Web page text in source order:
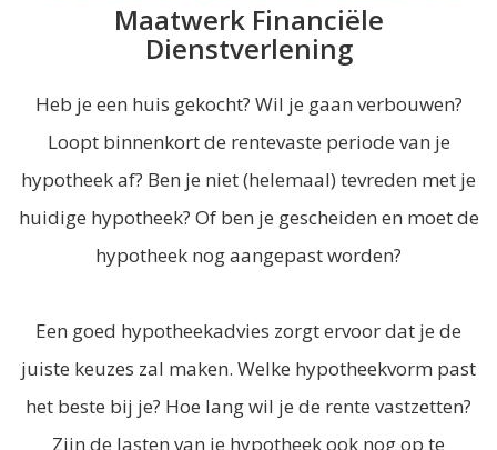
Maatwerk Financiële
Dienstverlening
Heb je een huis gekocht? Wil je gaan verbouwen?
Loopt binnenkort de rentevaste periode van je
hypotheek af? Ben je niet (helemaal) tevreden met je
huidige hypotheek? Of ben je gescheiden en moet de
hypotheek nog aangepast worden?
Een goed hypotheekadvies zorgt ervoor dat je de
juiste keuzes zal maken. Welke hypotheekvorm past
het beste bij je? Hoe lang wil je de rente vastzetten?
Zijn de lasten van je hypotheek ook nog op te